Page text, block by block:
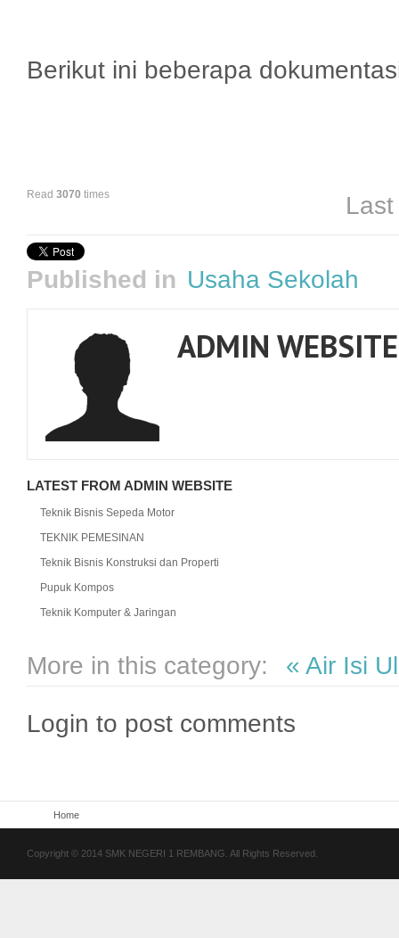
Berikut ini beberapa
Read 3070 times
Published in Usaha Sekolah
ADMIN WEBSITE
LATEST FROM ADMIN WEBSITE
Teknik Bisnis Sepeda Motor
TEKNIK PEMESINAN
Teknik Bisnis Konstruksi dan Properti
Pupuk Kompos
Teknik Komputer & Jaringan
More in this category: « Air Isi
Login to post comments
Home
Copyright © 2014 SMK NEGERI 1 REMBANG. All Rights Reserved.